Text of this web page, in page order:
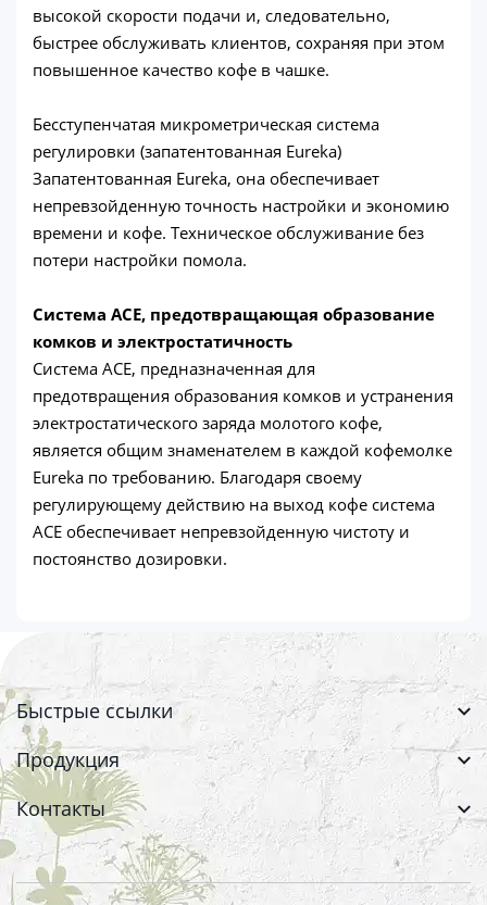
высокой скорости подачи и, следовательно,
быстрее обслуживать клиентов, сохраняя при этом
повышенное качество кофе в чашке.
Бесступенчатая микрометрическая система
регулировки (запатентованная Eureka)
Запатентованная Eureka, она обеспечивает
непревзойденную точность настройки и экономию
времени и кофе. Техническое обслуживание без
потери настройки помола.
Система ACE, предотвращающая образование
комков и электростатичность
Система ACE, предназначенная для
предотвращения образования комков и устранения
электростатического заряда молотого кофе,
является общим знаменателем в каждой кофемолке
Eureka по требованию. Благодаря своему
регулирующему действию на выход кофе система
ACE обеспечивает непревзойденную чистоту и
постоянство дозировки.
Быстрые ссылки
Продукция
Контакты